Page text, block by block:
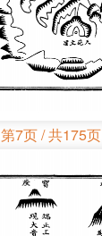
第7页 / 共175页